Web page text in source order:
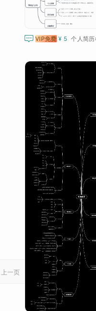
 VIP免费 ¥ 5 个人简
上一页 1